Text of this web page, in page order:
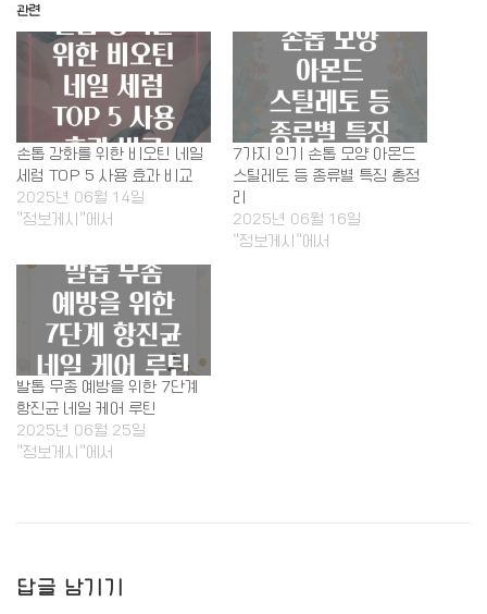
관련
손톱 강화를 위한 비오틴 네일
세럼 TOP 5 사용 효과 비교
2025년 06월 14일
"정보게시"에서
7가지 인기 손톱 모양 아몬드
스틸레토 등 종류별 특징 총정
리
2025년 06월 16일
"정보게시"에서
발톱 무좀 예방을 위한 7단계
항진균 네일 케어 루틴
2025년 06월 25일
"정보게시"에서
답글 남기기